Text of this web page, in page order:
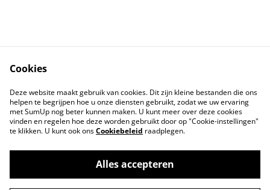
Contact
Voorwaarden
Privacybeleid
Cookiebeleid
©2026Markthuis Friesland
Cookies
Deze website maakt gebruik van cookies. Dit zijn kleine bestanden die ons
helpen te begrijpen hoe u onze diensten gebruikt, zodat we uw ervaring
met SumUp nog beter kunnen maken. U kunt meer over deze cookies
vinden en regelen hoe deze worden gebruikt door op "Cookie-instellingen"
te klikken. U kunt ook onsCookiebeleid raadplegen.
Alles accepteren